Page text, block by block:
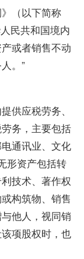
（以下简称
民共和国境内
或者销售不动
。”
应税劳务、
务，主要包括
通讯业、文化
形资产包括转
技术、著作权
构筑物、销售
他人，视同销
项股权时，也